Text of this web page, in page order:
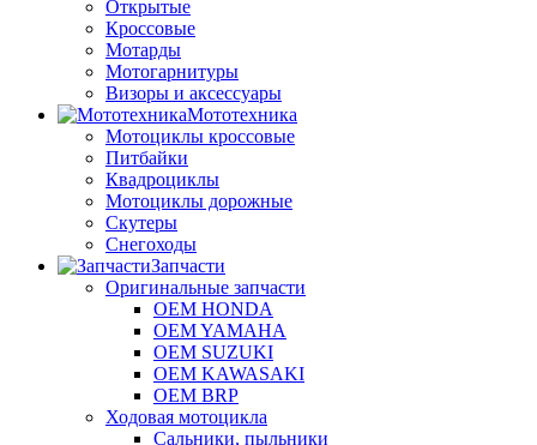
Открытые
Кроссовые
Мотарды
Мотогарнитуры
Визоры и аксессуары
Мототехника
Мотоциклы кроссовые
Питбайки
Квадроциклы
Мотоциклы дорожные
Скутеры
Снегоходы
Запчасти
Оригинальные запчасти
OEM HONDA
OEM YAMAHA
OEM SUZUKI
OEM KAWASAKI
OEM BRP
Ходовая мотоцикла
Сальники, пыльники